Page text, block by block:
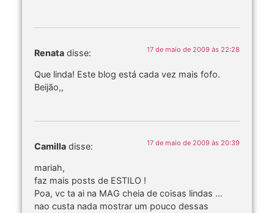
Renata disse: 17 de maio de 2009 às 22:28
Que linda! Este blog está cada vez mais fofo.
Beijão,,
Camilla disse: 17 de maio de 2009 às 20:39
mariah,
faz mais posts de ESTILO !
Poa, vc ta ai na MAG cheia de coisas lindas …
nao custa nada mostrar um pouco dessas